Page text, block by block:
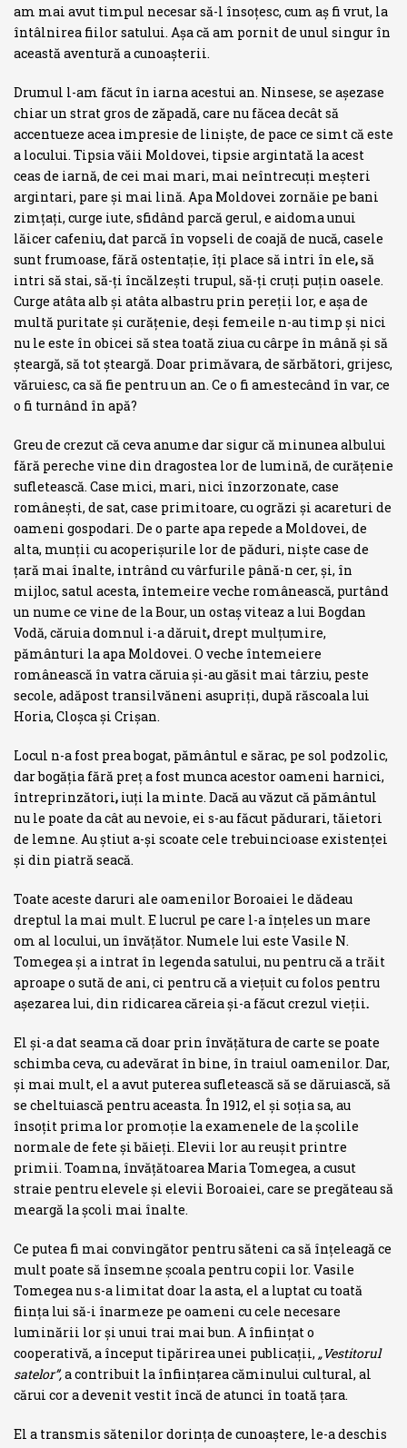
am mai avut timpul necesar să-l însoţesc, cum aş fi vrut, la
întâlnirea fiilor satului. Aşa că am pornit de unul singur în
această aventură a cunoaşterii.
Drumul l-am făcut în iarna acestui an. Ninsese, se aşezase
chiar un strat gros de zăpadă, care nu făcea decât să
accentueze acea impresie de linişte, de pace ce simt că este
a locului. Tipsia văii Moldovei, tipsie argintată la acest
ceas de iarnă, de cei mai mari, mai neîntrecuţi meşteri
argin­tari, pare şi mai lină. Apa Moldovei zornăie pe bani
zimţaţi, curge iute, sfidând parcă gerul, e aidoma unui
lăicer cafeniu,dat parcă în vopseli de coajă de nucă, casele
sunt frumoase, fără ostentaţie, îţi place să intri în ele,să
intri să stai, să-ţi încălzeşti trupul, să-ţi cruţi puţin oasele.
Curge atâta alb şi atâta albastru prin pereţii lor, e aşa de
multă puritate şi cură­ţenie, deşi femeile n-au timp şi nici
nu le este în obicei să stea toată ziua cu cârpe în mână şi să
şteargă, să tot şteargă. Doar primăvara, de sărbă­tori, grijesc,
văruiesc, ca să fie pentru un an. Ce o fi amestecând în var, ce
o fi turnând în apă?
Greu de crezut că ceva anume dar sigur că minunea albului
fără pereche vine din dragostea lor de lumină, de curăţenie
sufle­tească. Case mici, mari, nici înzorzonate, case
româneşti, de sat, case pri­mitoare, cu ogrăzi şi acareturi de
oameni gospodari. De o parte apa repede a Moldovei, de
alta, munţii cu acoperişurile lor de păduri, nişte case de
ţară mai înalte, intrând cu vârfurile până-n cer, şi, în
mijloc, satul acesta, întemeire veche românească, purtând
un nume ce vine de la Bour, un ostaş viteaz a lui Bogdan
Vodă, căruia domnul i-a dăruit,drept mulţu­mire,
pământuri la apa Moldovei. O veche întemeiere
românească în vatra căruia şi-au găsit mai târziu, peste
secole, adăpost transilvăneni asupriţi, după răscoala lui
Horia, Cloşca şi Crişan.
Locul n-a fost prea bogat, pământul e sărac, pe sol podzolic,
dar bogă­ţia fără preţ a fost munca acestor oameni harnici,
întreprinzători, iuţi la minte. Dacă au văzut că pământul
nu le poate da cât au nevoie, ei s-au făcut pădurari, tăietori
de lemne. Au ştiut a-şi scoate cele trebuincioase existenţei
şi din piatră seacă.
Toate aceste daruri ale oamenilor Boroaiei le dădeau
dreptul la mai mult. E lucrul pe care l-a înţeles un mare
om al locului, un învăţător. Numele lui este Vasile N.
Tomegea şi a intrat în legenda satului, nu pentru că a trăit
aproape o sută de ani, ci pentru că a vieţuit cu folos pentru
aşezarea lui, din ridicarea căreia şi-a făcut crezul vieţii.
El şi-a dat seama că doar prin învăţătura de carte se poate
schimba ceva, cu adevărat în bine, în traiul oamenilor. Dar,
şi mai mult, el a avut puterea sufletească să se dăruiască, să
se cheltuiască pentru aceasta. În 1912, el şi soţia sa, au
însoţit prima lor promoţie la examenele de la şco­lile
normale de fete şi băieţi. Elevii lor au reuşit printre
primii. Toamna, învăţătoarea Maria Tomegea, a cusut
straie pentru elevele şi elevii Boroaiei, care se pregăteau să
meargă la şcoli mai înalte.
Ce putea fi mai convingător pentru săteni ca să înţeleagă ce
mult poate să însemne şcoala pentru copii lor. Vasile
Tomegea nu s-a limitat doar la asta, el a luptat cu toată
fiinţa lui să-i înarmeze pe oameni cu cele necesare
luminării lor şi unui trai mai bun. A înfiinţat o
cooperativă, a început tipărirea unei publicaţii, „Vestitorul
satelor”,a contribuit la înfiinţarea căminului cultural, al
cărui cor a devenit vestit încă de atunci în toată ţara.
El a transmis săte­nilor dorinţa de cunoaştere, le-a deschis